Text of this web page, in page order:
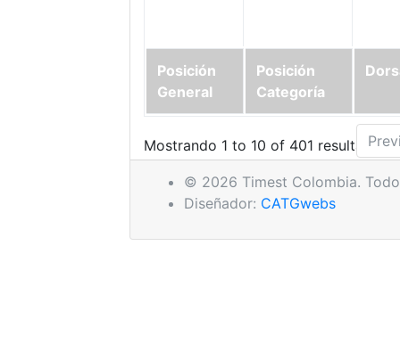
Posición
General
Posición
Categoría
Mostrando 1 to 10 of 401 resultados
© 2026 Timest Colombia.
Diseñador: CATGwebs